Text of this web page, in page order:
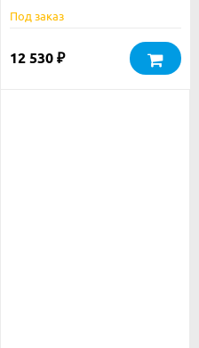
Под заказ
12 530 ₽